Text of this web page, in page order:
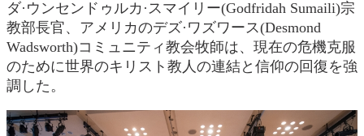
ダ·ウンセンドゥルカ·スマイリー(Godfridah Sumaili)宗
教部長官、アメリカのデズ·ワズワース(Desmond
Wadsworth)コミュニティ教会牧師は、現在の危機克服
のために世界のキリスト教人の連結と信仰の回復を強
調した。